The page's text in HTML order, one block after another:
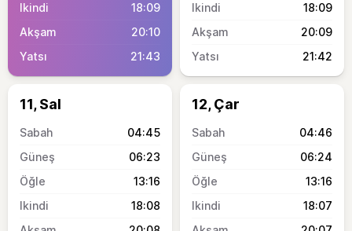
18:09
20:10
21:43
18:09
20:09
21:42
11, Sal
04:45
06:23
13:16
18:08
12, Çar
04:46
06:24
13:16
18:07